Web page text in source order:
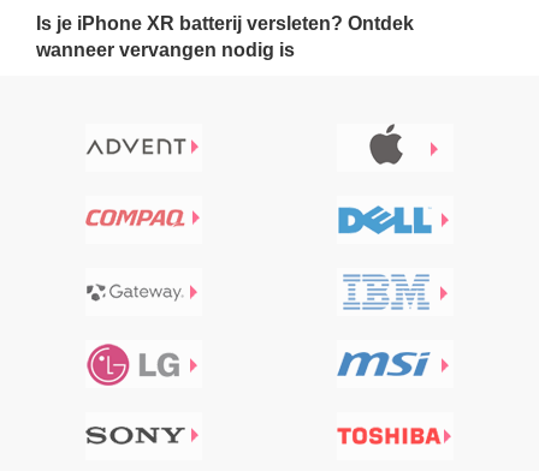
Is je iPhone XR batterij versleten? Ontdek
wanneer vervangen nodig is